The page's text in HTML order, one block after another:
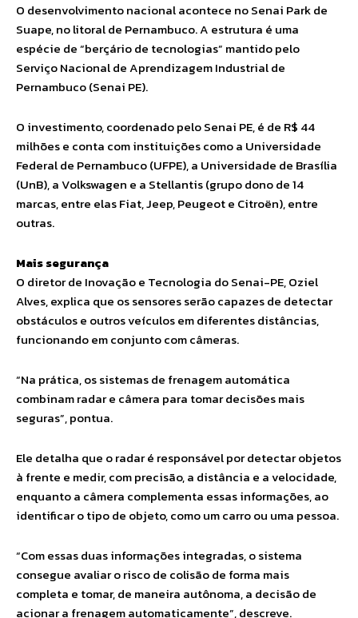
O desenvolvimento nacional acontece no Senai Park de
Suape, no litoral de Pernambuco. A estrutura é uma
espécie de “berçário de tecnologias” mantido pelo
Serviço Nacional de Aprendizagem Industrial de
Pernambuco (Senai PE).
O investimento, coordenado pelo Senai PE, é de R$ 44
milhões e conta com instituições como a Universidade
Federal de Pernambuco (UFPE), a Universidade de Brasília
(UnB), a Volkswagen e a Stellantis (grupo dono de 14
marcas, entre elas Fiat, Jeep, Peugeot e Citroën), entre
outras.
Mais segurança
O diretor de Inovação e Tecnologia do Senai-PE, Oziel
Alves, explica que os sensores serão capazes de detectar
obstáculos e outros veículos em diferentes distâncias,
funcionando em conjunto com câmeras.
“Na prática, os sistemas de frenagem automática
combinam radar e câmera para tomar decisões mais
seguras”, pontua.
Ele detalha que o radar é responsável por detectar objetos
à frente e medir, com precisão, a distância e a velocidade,
enquanto a câmera complementa essas informações, ao
identificar o tipo de objeto, como um carro ou uma pessoa.
“Com essas duas informações integradas, o sistema
consegue avaliar o risco de colisão de forma mais
completa e tomar, de maneira autônoma, a decisão de
acionar a frenagem automaticamente”, descreve.